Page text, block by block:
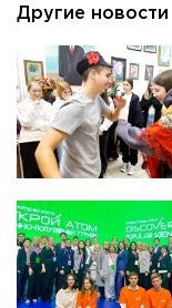
Другие новости